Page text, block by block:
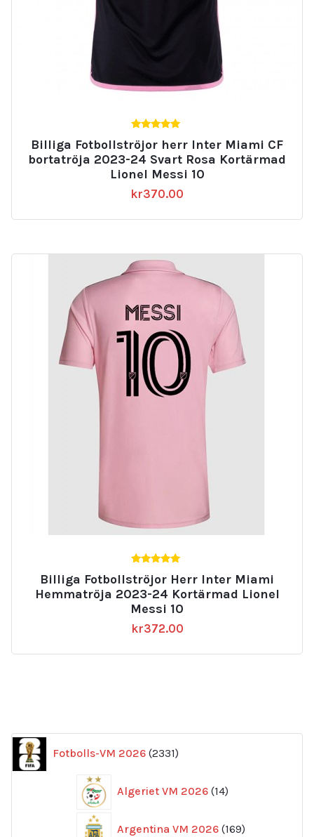
av 5
Billiga Fotbollströjor herr Inter Miami CF
bortatröja 2023-24 Svart Rosa Kortärmad
Lionel Messi 10
kr370.00
av 5
Billiga Fotbollströjor Herr Inter Miami
Hemmatröja 2023-24 Kortärmad Lionel
Messi 10
kr372.00
Fotbolls-VM 2026 2331
produkter
Algeriet VM 2026 14
produkter
Argentina VM 2026 169